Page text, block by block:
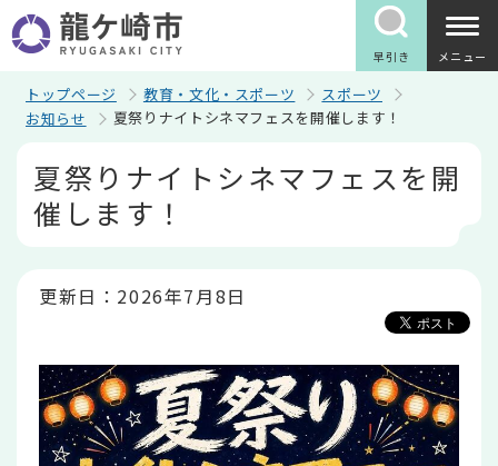
の
ペ
早引き メニュー
トップページ 教育・文化・スポーツ
スポーツ
お知らせ
夏祭りナイトシネマフェスを開催します！
夏祭りナイトシネマフェスを開
催します！
更新日：2026年7月8日